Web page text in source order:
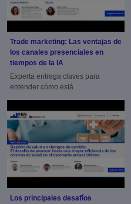
Trade marketing: Las ventajas de
los canales presenciales en
tiempos de la IA
Experta entrega claves para
entender cómo está
Los principales desafíos